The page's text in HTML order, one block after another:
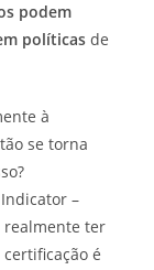
podem
políticas de
à
se torna
–
realmente ter
é